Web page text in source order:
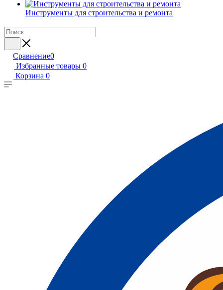
Инструменты для строительства и ремонта
Сравнение0
Избранные товары 0
Корзина 0